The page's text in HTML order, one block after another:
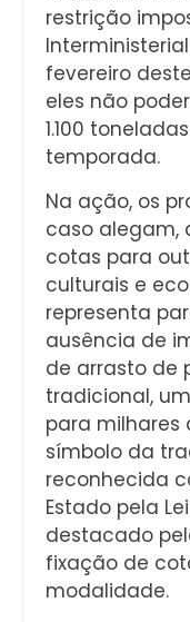
restrição
fevereiro
eles não
1.100
temporada.
Na ação, os
caso alegam,
cotas para
culturais e
representa
ausência de
de arrasto de
tradicional,
para milhares
símbolo da
reconhecida
Estado pela
destacado
fixação de
modalidade.